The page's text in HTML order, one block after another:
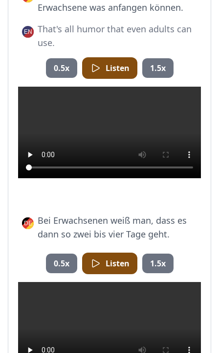
Erwachsene was anfangen können.
That's all humor that even adults can
use.
0.5x Listen 1.5x
Bei Erwachsenen weiß man, dass es
dann so zwei bis vier Tage geht.
0.5x Listen 1.5x